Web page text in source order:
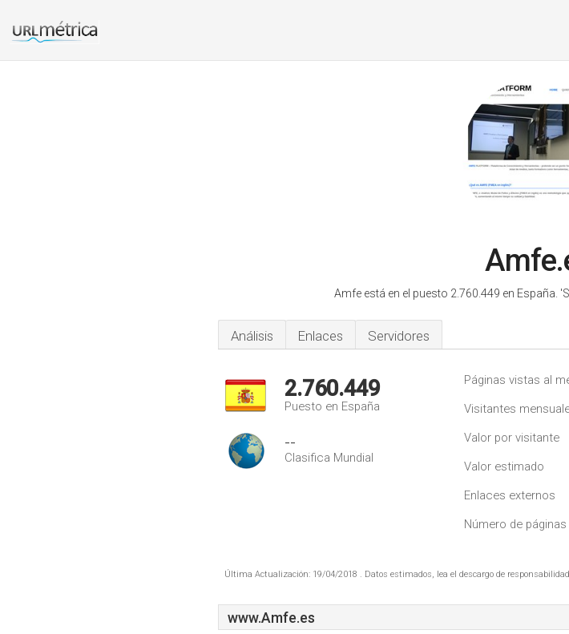
Amfe está en el puesto 2.760.449 en España.
Análisis Enlaces Servidores
2.760.449
Puesto en España
--
Clasifica Mundial
Páginas vistas al
Visitantes
Valor por visitante
Valor estimado
Enlaces externos
Número de páginas
Última Actualización: 19/04/2018 . Datos estimados, lea el descargo de
www.Amfe.es